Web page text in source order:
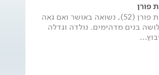
פורן
לבנת פורן (52), נשואה באושר ואם גאה
בנים מדהימים. נולדה וגדלה